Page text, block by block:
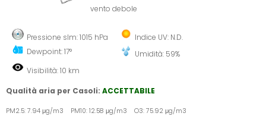
vento debole
Pressione slm: 1015 hPa
Dewpoint: 17°
Indice UV: N.D.
Umidità: 59%
Visibilità: 10 km
Qualità aria per Casoli: ACCETTABILE
PM2.5: 7.94 μg/m3 PM10: 12.58 μg/m3 O3: 75.92 μg/m3